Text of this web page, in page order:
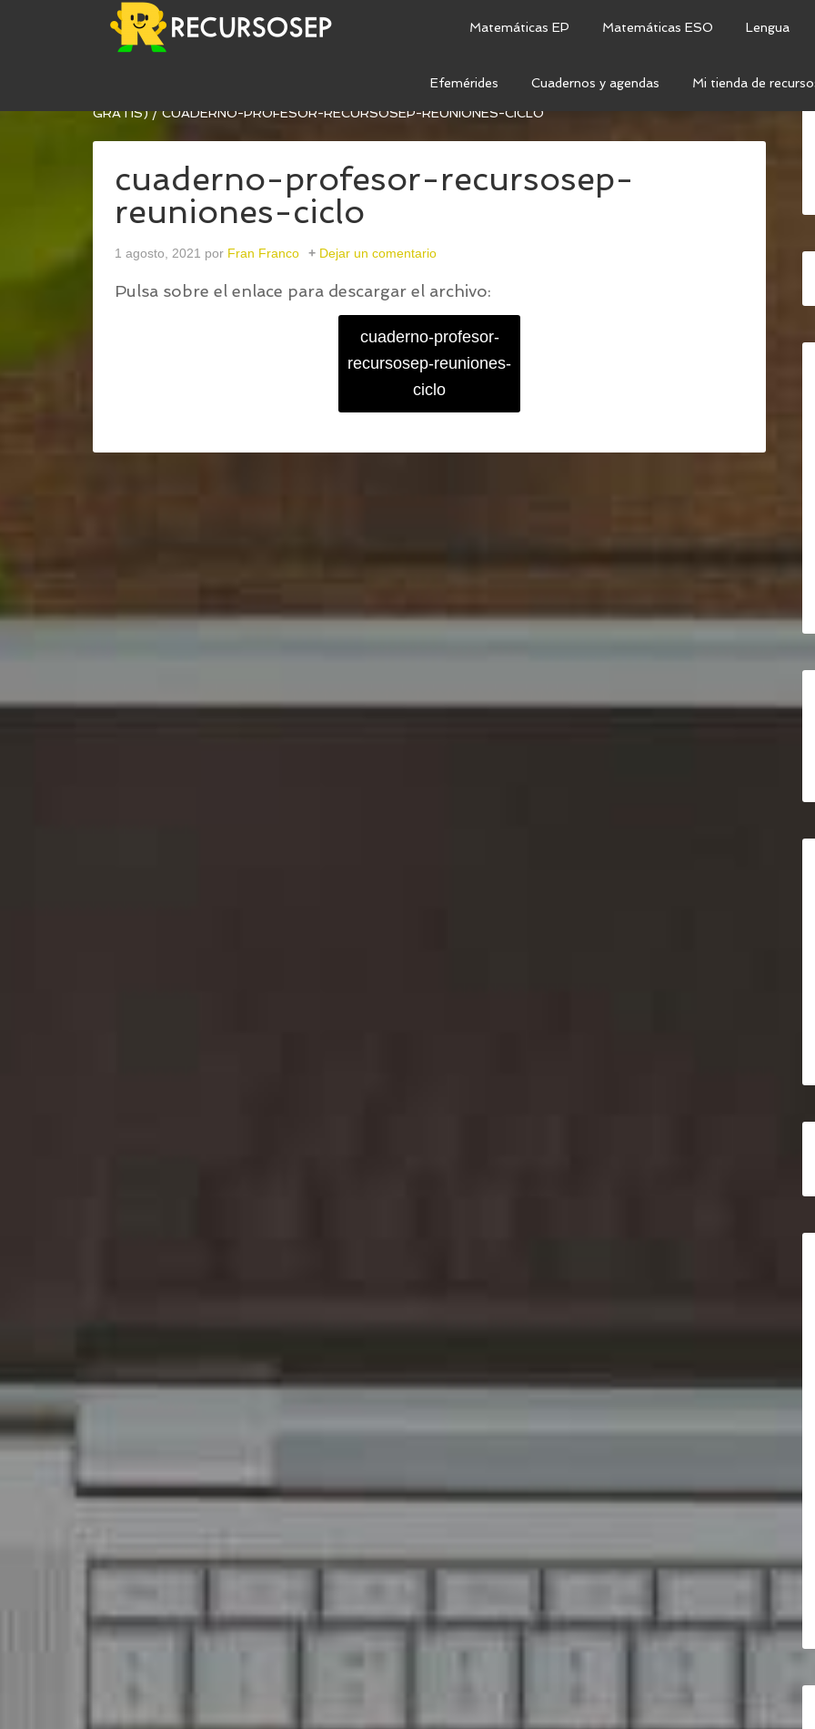
Matemáticas EP Matemáticas ESO Lengua
Efemérides Cuadernos y agendas Mi tienda de
NUEVO CUADERNO DEL PROFESOR 2021 – 2022 (SUPERCOMPLETO Y
GRATIS) /CUADERNO-PROFESOR-RECURSOSEP-REUNIONES-CICLO
cuaderno-profesor-recursosep-
reuniones-ciclo
1 agosto, 2021 por Fran Franco Dejar un comentario
Pulsa sobre el enlace para descargar el archivo:
cuaderno-profesor-
recursosep-reuniones-
ciclo